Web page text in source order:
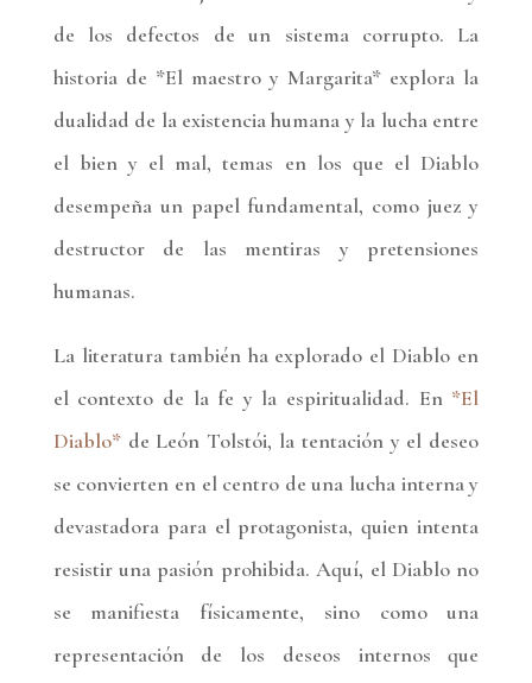
de los defectos de un sistema corrupto. La
historia de *El maestro y Margarita* explora la
dualidad de la existencia humana y la lucha entre
el bien y el mal, temas en los que el Diablo
desempeña un papel fundamental, como juez y
destructor de las mentiras y pretensiones
humanas.
La literatura también ha explorado el Diablo en
el contexto de la fe y la espiritualidad. En *El
Diablo*de León Tolstói, la tentación y el deseo
se convierten en el centro de una lucha interna y
devastadora para el protagonista, quien intenta
resistir una pasión prohibida. Aquí, el Diablo no
se manifiesta físicamente, sino como una
representación de los deseos internos que